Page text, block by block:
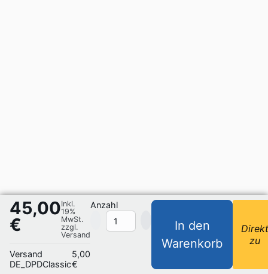
45,00
€
Inkl.
19%
MwSt.
zzgl.
Versand
Versand
DE_DPDClassic
5,00
€
Anzahl
In den
Warenkorb
zu